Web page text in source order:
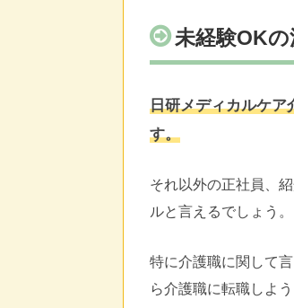
未経験OK
日研メディカルケア
す。
それ以外の正社員、
ルと言えるでしょう。
特に介護職に関して
ら介護職に転職しよ